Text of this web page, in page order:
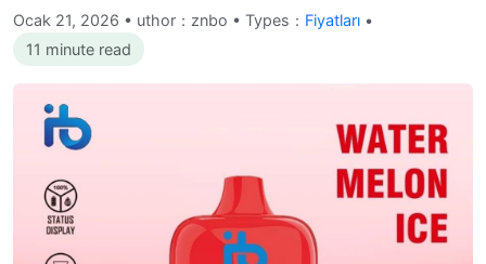
Ocak 21, 2026 • uthor：znbo • Types： Fiyatları •
11 minute read